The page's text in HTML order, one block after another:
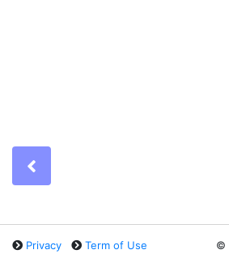
Privacy Term of Use ©